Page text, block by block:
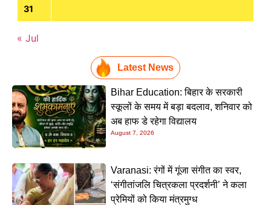
31
« Jul
Latest News
Bihar Education: बिहार के सरकारी
स्कूलों के समय में बड़ा बदलाव, शनिवार को
अब हाफ डे रहेगा विद्यालय
August 7, 2026
Varanasi: रंगों में गूंजा संगीत का स्वर,
‘संगीतांजलि चित्रकला प्रदर्शनी’ ने कला
प्रेमियों को किया मंत्रमुग्ध